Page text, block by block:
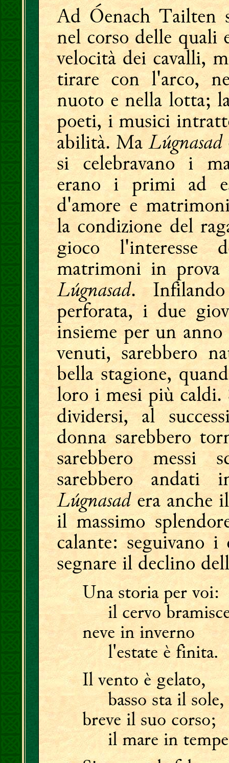
Ad Óenach Tailten
nel corso delle quali
velocità dei cavalli,
tirare con l'arco,
nuoto e nella lotta;
poeti, i musici
abilità. MaLúgnasad
si celebravano i
erano i primi ad
d'amore e
la condizione del
gioco
matrimoni in prova
Lúgnasad.
perforata, i due
insieme per un
venuti, sarebbero
bella stagione,
loro i mesi più caldi.
dividersi, al
donna sarebbero
sarebbero messi
sarebbero andati
Lúgnasadera anche
il massimo
calante: seguivano
segnare il declino
Una storia per voi:
il cervo
neve in inverno
l'estate è finita.
Il vento è gelato,
basso sta il sole,
breve il suo corso;
il mare in